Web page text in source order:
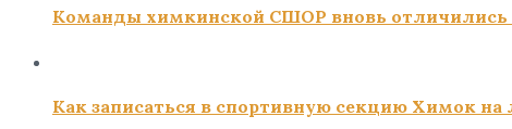
Команды химкинской СШОР вновь
Как записаться в спортивную секцию Химок